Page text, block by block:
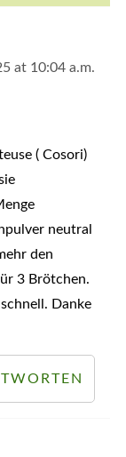
at 10:04 a.m.
( Cosori)
neutral
den
3 Brötchen.
Danke